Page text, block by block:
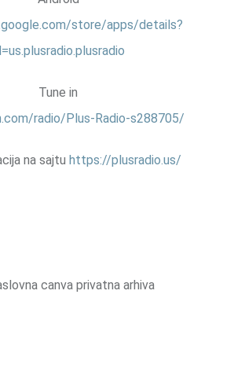
store/apps/details?
Tune in
radio/Plus-Radio-s288705/
na sajtu https://plusradio.us/
canva privatna arhiva